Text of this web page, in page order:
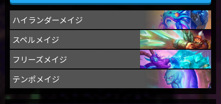
ハイランダーメイジ
スペルメイジ
フリーズメイジ
テンポメイジ